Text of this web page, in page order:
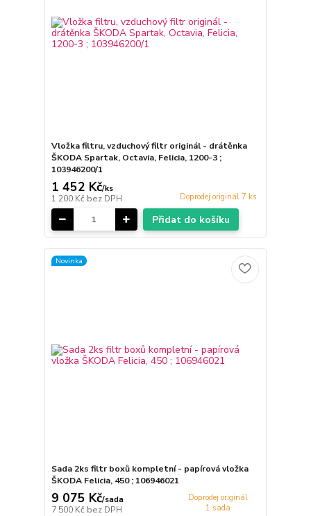
Vložka filtru, vzduchový filtr originál - drátěnka
ŠKODA Spartak, Octavia, Felicia, 1200-3 ;
103946200/1
1 452 Kč/ks
1 200 Kč bez DPH Doprodej originál 7 ks
Přidat do košíku
Novinka
Sada 2ks filtr boxů kompletní - papírová vložka
ŠKODA Felicia, 450 ; 106946021
9 075 Kč/sada
7 500 Kč bez DPH
Doprodej originál
1 sada